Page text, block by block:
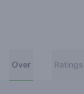
Over Ratings